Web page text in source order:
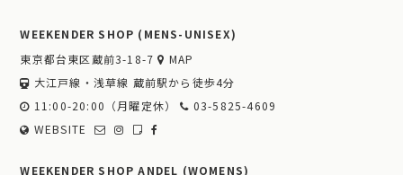
WEEKENDER SHOP (MENS-UNISEX)
東京都台東区蔵前3-18-7
MAP
大江戸線・浅草線 蔵前駅から徒歩4分
11:00-20:00（月曜定休）
03-5825-4609
WEBSITE
WEEKENDER SHOP ANDEL (WOMENS)